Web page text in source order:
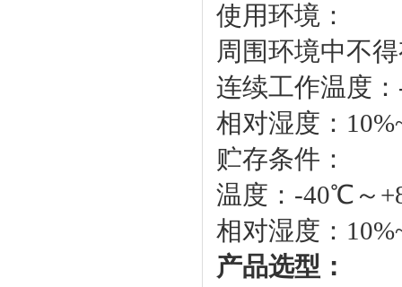
使用环境：
周围环境中不
连续工作温度
相对湿度：
贮存条件：
温度：-40℃～
相对湿度：
产品选型：